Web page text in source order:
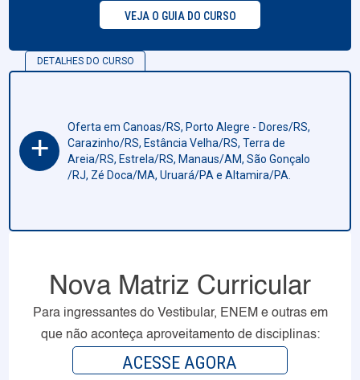
VEJA O GUIA DO CURSO
DETALHES DO CURSO
+
Oferta em Canoas/RS, Porto Alegre - Dores/RS,
Carazinho/RS, Estância Velha/RS, Terra de
Areia/RS, Estrela/RS, Manaus/AM, São Gonçalo
/RJ, Zé Doca/MA, Uruará/PA e Altamira/PA.
Nova Matriz Curricular
Para ingressantes do Vestibular, ENEM e outras em
que não aconteça aproveitamento de disciplinas:
ACESSE AGORA